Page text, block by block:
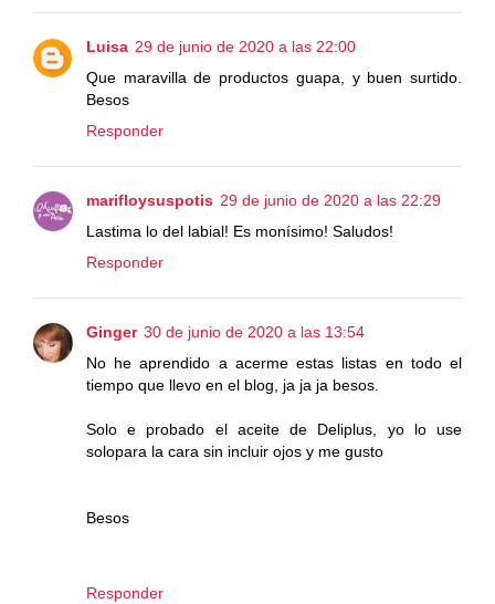
Luisa 29 de junio de 2020 a las 22:00
Que maravilla de productos guapa, y buen surtido.
Besos
Responder
marifloysuspotis 29 de junio de 2020 a las 22:29
Lastima lo del labial! Es monísimo! Saludos!
Responder
Ginger 30 de junio de 2020 a las 13:54
No he aprendido a acerme estas listas en todo el
tiempo que llevo en el blog, ja ja ja besos.
Solo e probado el aceite de Deliplus, yo lo use
solopara la cara sin incluir ojos y me gusto
Besos
Responder